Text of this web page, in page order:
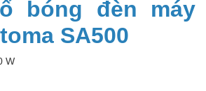
bóng đèn máy
SA500
W